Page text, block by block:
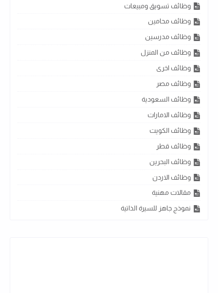
وظائف تسويق ومبيعات
وظائف محامين
وظائف مدرسين
وظائف من المنزل
وظائف اخرى
وظائف مصر
وظائف السعودية
وظائف الامارات
وظائف الكويت
وظائف قطر
وظائف البحرين
وظائف الاردن
مقالات مهنية
نموذج جاهز للسيرة الذاتية